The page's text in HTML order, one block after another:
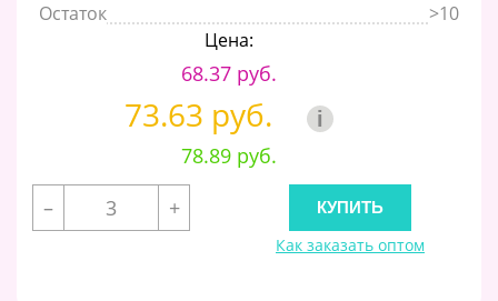
Остаток
>10
Цена:
68.37 руб.
73.63 руб. i
78.89 руб.
–
+
Как заказать оптом